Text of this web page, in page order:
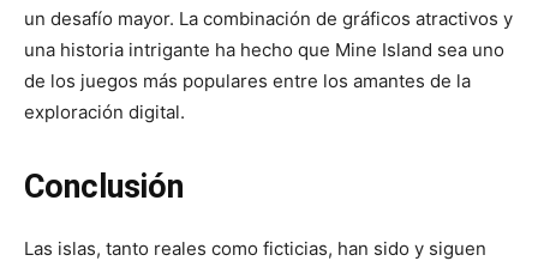
un desafío mayor. La combinación de gráficos atractivos y
una historia intrigante ha hecho que Mine Island sea uno
de los juegos más populares entre los amantes de la
exploración digital.
Conclusión
Las islas, tanto reales como ficticias, han sido y siguen